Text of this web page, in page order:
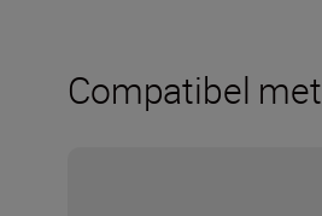
Compatibel met